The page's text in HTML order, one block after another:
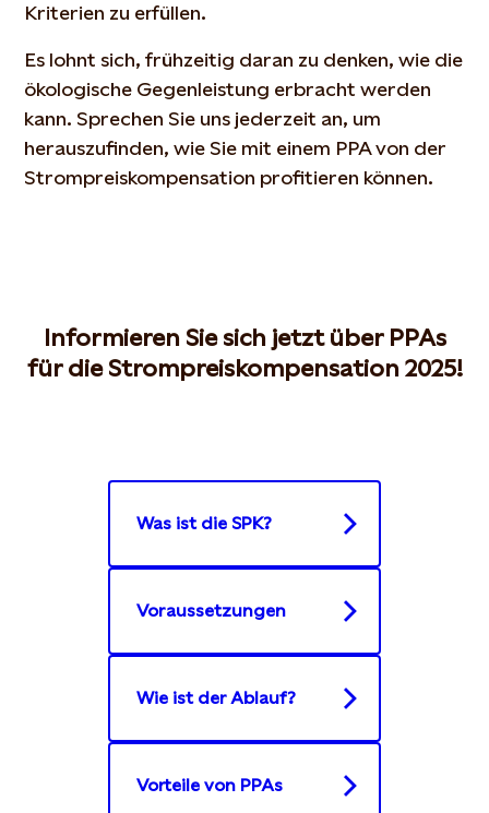
Kriterien zu erfüllen.
Es lohnt sich, frühzeitig daran zu denken, wie die
ökologische Gegenleistung erbracht werden
kann. Sprechen Sie uns jederzeit an, um
herauszufinden, wie Sie mit einem PPA von der
Strompreiskompensation profitieren können.
Informieren Sie sich jetzt über PPAs
für die Strompreiskompensation 2025!
Was ist die SPK?
Voraussetzungen
Wie ist der Ablauf?
Vorteile von PPAs